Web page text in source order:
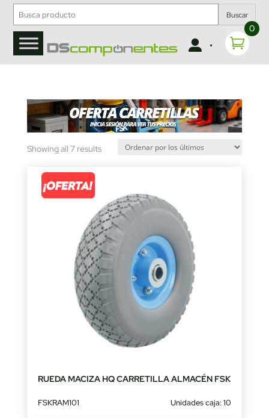
Buscar
0
Showing all 7 resultsSorted
RUEDA MACIZA HQ CARRETILLA ALMACÉN FSK
FSKRAM101 Unidades caja: 10